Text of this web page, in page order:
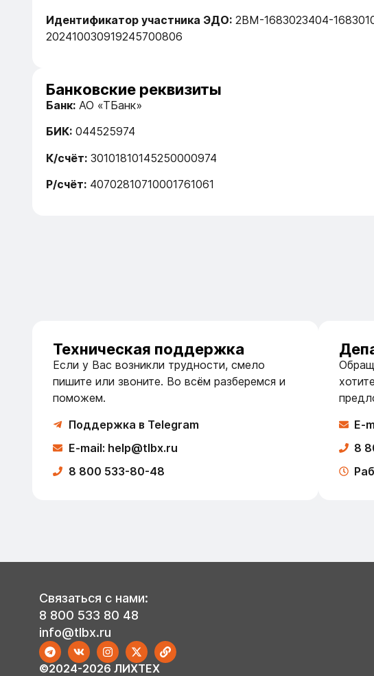
Идентификатор участника ЭДО: 2BM-1683023404-
202410030919245700806
Банковские реквизиты
Банк: АО «ТБанк»
БИК: 044525974
К/счёт: 30101810145250000974
Р/счёт: 40702810710001761061
Техническая поддержка
Если у Вас возникли трудности, смело
пишите или звоните. Во всём разберемся и
поможем.
Поддержка в Telegram
E-mail: help@tlbx.ru
8 800 533-80-48
E-
8
Связаться с нами:
8 800 533 80 48
info@tlbx.ru
©2024-2026 ЛИХТЕХ